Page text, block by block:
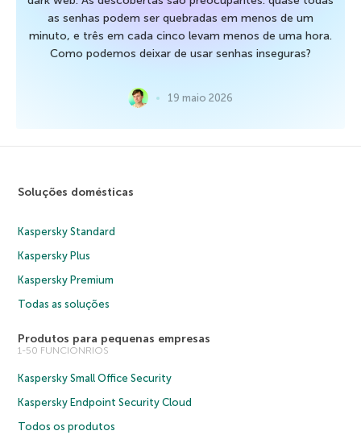
as senhas podem ser quebradas em menos de um
minuto, e três em cada cinco levam menos de uma hora.
Como podemos deixar de usar senhas inseguras?
19 maio 2026
Soluções domésticas
Kaspersky Standard
Kaspersky Plus
Kaspersky Premium
Todas as soluções
Produtos para pequenas empresas
1-50 FUNCIONRIOS
Kaspersky Small Office Security
Kaspersky Endpoint Security Cloud
Todos os produtos